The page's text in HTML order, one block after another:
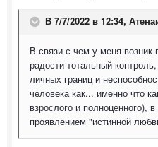
В 7/7/2022 в 12:34,
В связи с чем у меня возник
радости тотальный
личных границ и
человека как... именно что
взрослого и полноценного),
проявлением "истинной